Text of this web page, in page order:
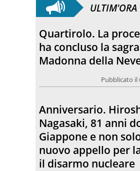
ULTIM'ORA
Quartirolo. La
ha concluso la
Madonna della
Pubblicato il
Anniversario.
Nagasaki, 81 anni
Giappone e non
nuovo appello per
il disarmo nucleare